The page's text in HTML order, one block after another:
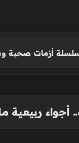
أزمات صحية
ربيعية